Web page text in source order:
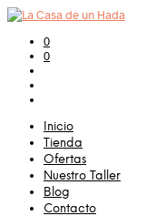
0
0
Inicio
Tienda
Ofertas
Nuestro Taller
Blog
Contacto